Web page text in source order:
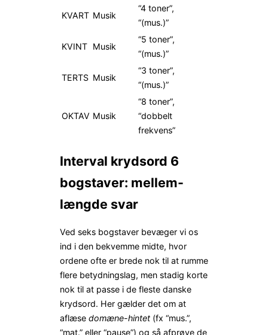
KVART Musik
“4 toner”,
“(mus.)”
KVINT Musik
“5 toner”,
“(mus.)”
TERTS Musik
“3 toner”,
“(mus.)”
OKTAV Musik
“8 toner”,
“dobbelt
frekvens”
Interval krydsord 6
bogstaver: mellem-
længde svar
Ved seks bogstaver bevæger vi os
ind i den bekvemme midte, hvor
ordene ofte er brede nok til at rumme
flere betydningslag, men stadig korte
nok til at passe i de fleste danske
krydsord. Her gælder det om at
aflæse domæne-hintet (fx “mus.”,
“mat.” eller “pause”) og så afprøve de